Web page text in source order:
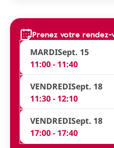
Prenez votre rendez-
MARDISept. 15
11:00 - 11:40
VENDREDISept. 18
11:30 - 12:10
VENDREDISept. 18
17:00 - 17:40